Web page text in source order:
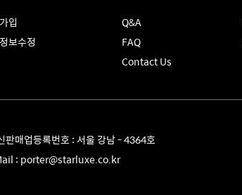
입
보수정
Q&A
FAQ
Contact Us
매업등록번호 : 서울 강남 - 4364호
: porter@starluxe.co.kr